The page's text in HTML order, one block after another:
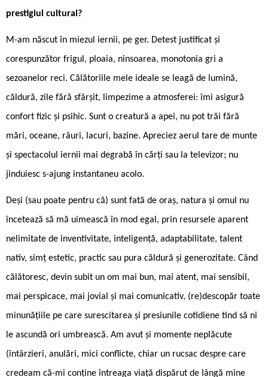
prestigiul cultural?
M-am născut în miezul iernii, pe ger. Detest justificat și
corespunzător frigul, ploaia, ninsoarea, monotonia gri a
sezoanelor reci. Călătoriile mele ideale se leagă de lumină,
căldură, zile fără sfârșit, limpezime a atmosferei: îmi asigură
confort fizic și psihic. Sunt o creatură a apei, nu pot trăi fără
mări, oceane, râuri, lacuri, bazine. Apreciez aerul tare de munte
și spectacolul iernii mai degrabă în cărți sau la televizor; nu
jinduiesc s-ajung instantaneu acolo.
Deși (sau poate pentru că) sunt fată de oraș, natura și omul nu
încetează să mă uimească în mod egal, prin resursele aparent
nelimitate de inventivitate, inteligență, adaptabilitate, talent
nativ, simț estetic, practic sau pura căldură și generozitate. Când
călătoresc, devin subit un om mai bun, mai atent, mai sensibil,
mai perspicace, mai jovial și mai comunicativ, (re)descopăr toate
minunățiile pe care surescitarea și presiunile cotidiene tind să ni
le ascundă ori umbrească. Am avut și momente neplăcute
(întârzieri, anulări, mici conflicte, chiar un rucsac despre care
credeam că-mi conține întreaga viață dispărut de lângă mine